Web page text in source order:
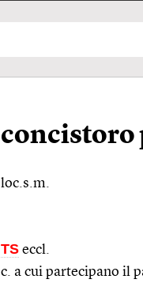
concistoro
loc.s.m.
TS eccl.
c. a cui partecipano il